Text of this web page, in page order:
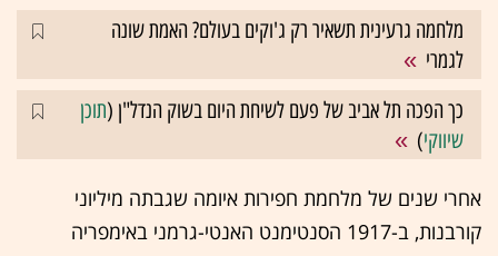
מלחמה גרעינית תשאיר רק ג'וקים בעולם? האמת שונה
לגמרי
כך הפכה תל אביב של פעם לשיחת היום בשוק הנדל"ן (תוכן
שיווקי)
אחרי שנים של מלחמת חפירות איומה שגבתה מיליוני
קורבנות, ב-1917 הסנטימנט האנטי-גרמני באימפריה